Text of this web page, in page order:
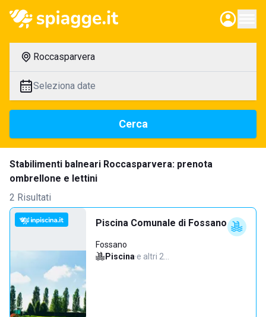
Roccasparvera
Seleziona date
Cerca
Stabilimenti balneari Roccasparvera: prenota
ombrellone e lettini
2 Risultati
Piscina Comunale di Fossano
Fossano
Piscina·e altri 2…